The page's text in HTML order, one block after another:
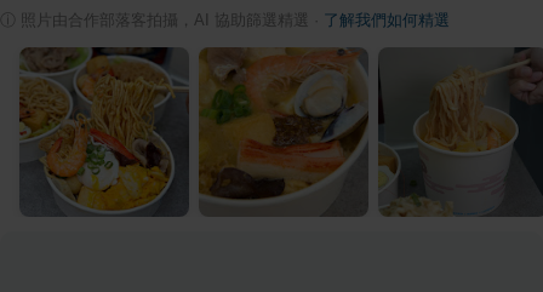
照片由合作部落客拍攝，AI 協助篩選精選 了解我們如何精選